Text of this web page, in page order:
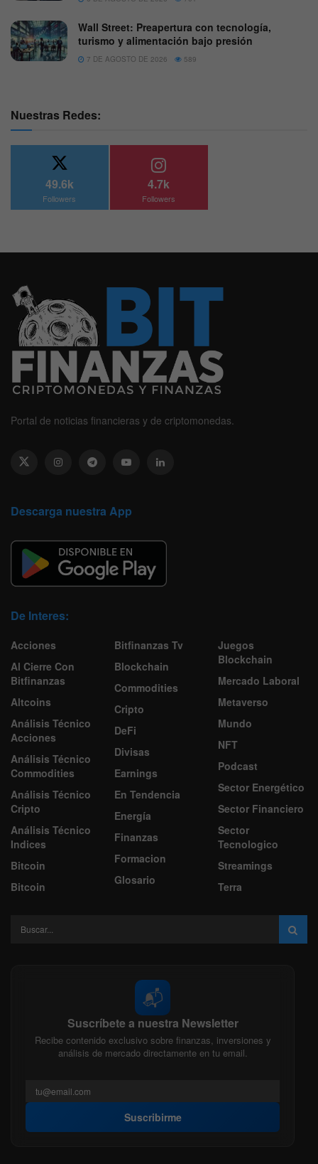
Wall Street: Preapertura con tecnología,
turismo y alimentación bajo presión
7 DE AGOSTO DE 2026 589
Nuestras Redes:
49.6k
Followers
4.7k
Followers
Portal de noticias financieras y de criptomonedas.
Descarga nuestra App
De Interes:
Acciones
Al Cierre Con
Bitfinanzas
Altcoins
Análisis Técnico
Acciones
Análisis Técnico
Commodities
Análisis Técnico
Cripto
Análisis Técnico
Indices
Bitcoin
Bitcoin
Bitfinanzas Tv
Blockchain
Commodities
Cripto
DeFi
Divisas
Earnings
En Tendencia
Energía
Finanzas
Formacion
Glosario
Juegos
Blockchain
Mercado Laboral
Metaverso
Mundo
NFT
Podcast
Sector Energético
Sector Financiero
Sector
Tecnologico
Streamings
Terra
📬
Suscríbete a nuestra Newsletter
Recibe contenido exclusivo sobre finanzas, inversiones y
análisis de mercado directamente en tu email.
Suscribirme